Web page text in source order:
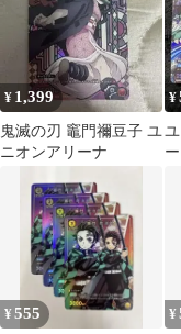
¥ 1,399
鬼滅の刃 竈門禰豆子 ユ
ニオンアリーナ
¥
¥555 ¥